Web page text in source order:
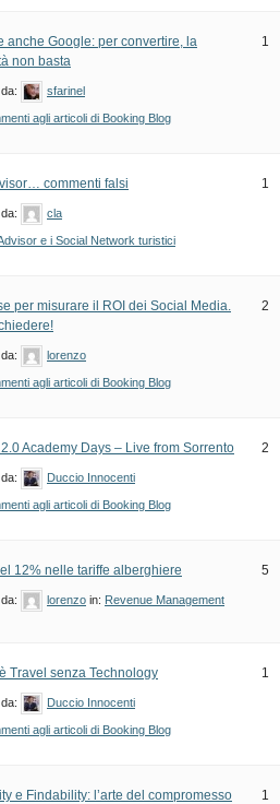
anche Google: per convertire, la
non basta
sfarinel
agli articoli di Booking Blog
1
commenti falsi
cla
e i Social Network turistici
1
per misurare il ROI dei Social Media.
lorenzo
agli articoli di Booking Blog
2
Academy Days – Live from Sorrento
Duccio Innocenti
agli articoli di Booking Blog
2
12% nelle tariffe alberghiere
lorenzo in: Revenue Management
5
Travel senza Technology
Duccio Innocenti
agli articoli di Booking Blog
1
e Findability: l’arte del compromesso
1